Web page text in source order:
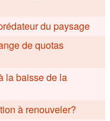
du paysage
de quotas
la baisse de la
à renouveler?